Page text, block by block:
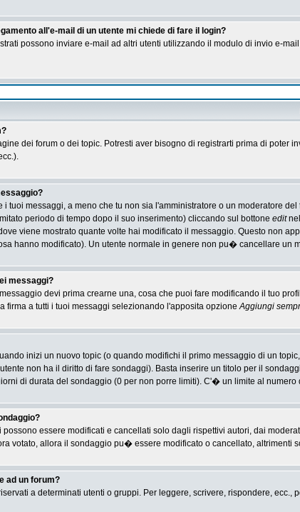
all'e-mail di un utente mi chiede di fare il login?
possono inviare e-mail ad altri utenti utilizzando il modulo di invio e-
dei forum o dei topic. Potresti aver bisogno di registrarti prima di
i tuoi messaggi, a meno che tu non sia l'amministratore o un moderatore
periodo di tempo dopo il suo inserimento) cliccando sul bottone editnel
viene mostrato quante volte hai modificato il messaggio. Questo non
hanno modificato). Un utente normale in genere non pu� cancellare un
messaggi?
devi prima crearne una, cosa che puoi fare modificando il tuo
firma a tutti i tuoi messaggi selezionando l'apposita opzioneAggiungi
inizi un nuovo topic (o quando modifichi il primo messaggio di un
non ha il diritto di fare sondaggi). Basta inserire un titolo per il
di durata del sondaggio (0 per non porre limiti). C'� un limite al
essere modificati e cancellati solo dagli rispettivi autori, dai
votato, allora il sondaggio pu� essere modificato o cancellato, altrimenti
ad un forum?
a determinati utenti o gruppi. Per leggere, scrivere, rispondere,